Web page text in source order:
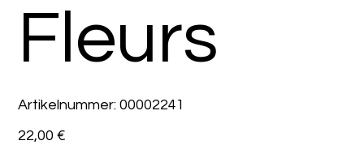
Fleurs
Artikelnummer: Artikelnummer:
00002241
00002241
Preis
22,00 €